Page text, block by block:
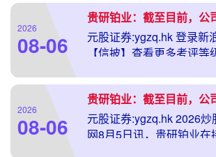
2026
08-06
元股证券:ygzq.hk 登录新
【信披】查看更多考评
接受调研时表示，公司
2026
08-06
元股证券:ygzq.hk 2026
网8月5日讯，贵研铂业在